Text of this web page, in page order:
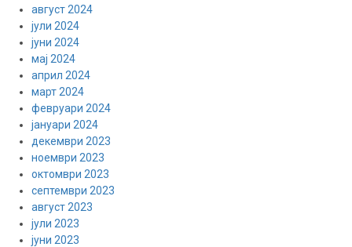
август 2024
јули 2024
јуни 2024
мај 2024
април 2024
март 2024
февруари 2024
јануари 2024
декември 2023
ноември 2023
октомври 2023
септември 2023
август 2023
јули 2023
јуни 2023